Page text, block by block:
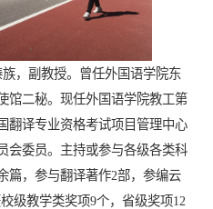
，副教授。曾任外国语学院东
馆二秘。现任外国语学院教工第
翻译专业资格考试项目管理中心
会委员。主持或参与各级各类科
篇，参与翻译著作2部，参编云
级教学类奖项9个，省级奖项12